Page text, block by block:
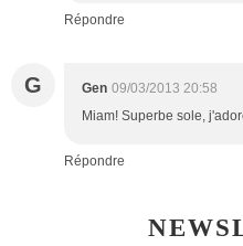
Répondre
G Gen 09/03/2013 20:58
Miam! Superbe sole,
Répondre